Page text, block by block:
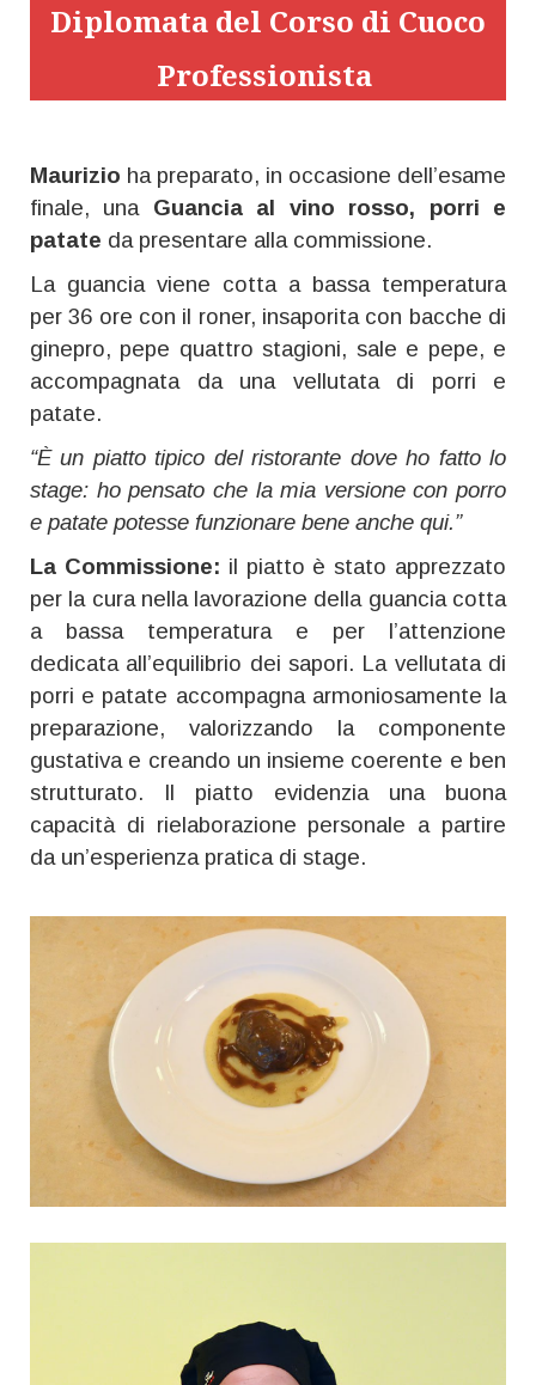
Diplomata del Corso di Cuoco
Professionista
Maurizio ha preparato, in occasione dell’esame
finale, una Guancia al vino rosso, porri e
patate da presentare alla commissione.
La guancia viene cotta a bassa temperatura
per 36 ore con il roner, insaporita con bacche di
ginepro, pepe quattro stagioni, sale e pepe, e
accompagnata da una vellutata di porri e
patate.
“È un piatto tipico del ristorante dove ho fatto lo
stage: ho pensato che la mia versione con porro
e patate potesse funzionare bene anche qui.”
La Commissione: il piatto è stato apprezzato
per la cura nella lavorazione della guancia cotta
a bassa temperatura e per l’attenzione
dedicata all’equilibrio dei sapori. La vellutata di
porri e patate accompagna armoniosamente la
preparazione, valorizzando la componente
gustativa e creando un insieme coerente e ben
strutturato. Il piatto evidenzia una buona
capacità di rielaborazione personale a partire
da un’esperienza pratica di stage.